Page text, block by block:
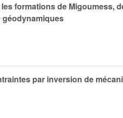
formations de Migoumess,
par inversion de